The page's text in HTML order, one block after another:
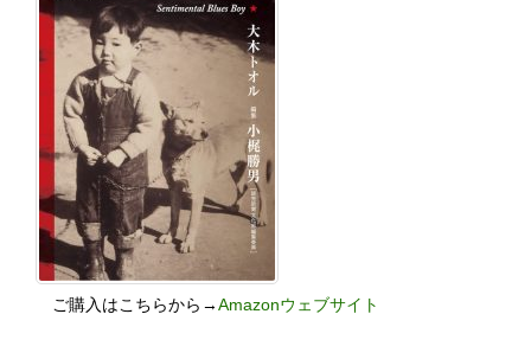
ご購入はこちらから→Amazonウェブサイト